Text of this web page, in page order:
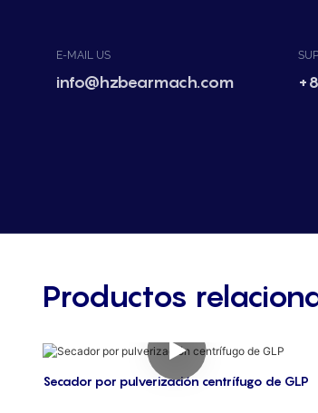
E-MAIL US
info@hzbearmach.com
Productos
Secador por pulverización centrífugo de GLP